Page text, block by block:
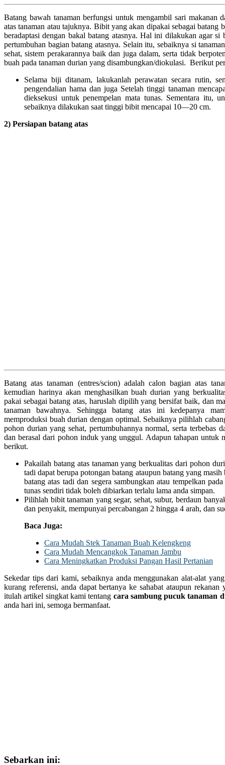
Batang bawah tanaman berfungsi untuk mengambil sari makanan
atas tanaman atau tajuknya. Bibit yang akan dipakai sebagai batang
beradaptasi dengan bakal batang atasnya. Hal ini dilakukan agar
pertumbuhan bagian batang atasnya. Selain itu, sebaiknya si
sehat, sistem perakarannya baik dan juga dalam, serta tidak
buah pada tanaman durian yang disambungkan/diokulasi. Berikut
Selama biji ditanam, lakukanlah perawatan secara rutin,
pengendalian hama dan juga Setelah tinggi tanaman
dieksekusi untuk penempelan mata tunas. Sementara itu,
sebaiknya dilakukan saat tinggi bibit mencapai 10—20 cm.
2) Persiapan batang atas
Batang atas tanaman (entres/scion) adalah calon bagian atas
kemudian harinya akan menghasilkan buah durian yang
pakai sebagai batang atas, haruslah dipilih yang bersifat baik, dan
tanaman bawahnya. Sehingga batang atas ini kedepanya
memproduksi buah durian dengan optimal. Sebaiknya pilihlah
pohon durian yang sehat, pertumbuhannya normal, serta terbebas
dan berasal dari pohon induk yang unggul. Adapun tahapan untuk
berikut.
Pakailah batang atas tanaman yang berkualitas dari pohon
tadi dapat berupa potongan batang ataupun batang yang
batang atas tadi dan segera sambungkan atau tempelkan
tunas sendiri tidak boleh dibiarkan terlalu lama anda simpan.
Pilihlah bibit tanaman yang segar, sehat, subur, berdaun
dan penyakit, mempunyai percabangan 2 hingga 4 arah, dan
Baca Juga:
Cara Mudah Stek Tanaman Buah Kelengkeng
Cara Mudah Mencangkok Tanaman Jambu
Cara Meningkatkan Produksi Pangan Hasil Pertanian
Sekedar tips dari kami, sebaiknya anda menggunakan alat-alat
kurang referensi, anda dapat bertanya ke sahabat ataupun
itulah artikel singkat kami tentang cara sambung pucuk tanaman
anda hari ini, semoga bermanfaat.
Sebarkan ini: